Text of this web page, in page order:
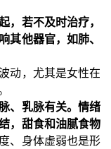
，若不及时治疗，
其他器官，如肺、
动，尤其是女性在
、乳脉有关。情绪
，甜食和油腻食物
、身体虚弱也是形